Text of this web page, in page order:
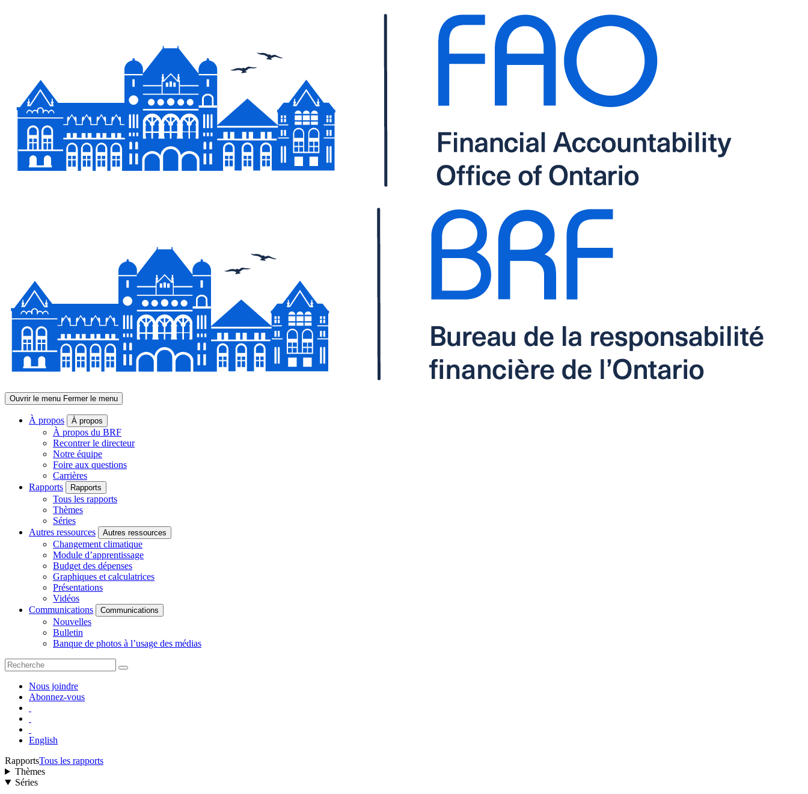
Ouvrir le menu Fermer le menu
À propos À propos
À propos du BRF
Recontrer le directeur
Notre équipe
Foire aux questions
Carrières
Rapports
Rapports
Tous les rapports
Thèmes
Séries
Autres ressources
Autres ressources
Changement climatique
Module d’apprentissage
Budget des dépenses
Graphiques et calculatrices
Présentations
Vidéos
Communications
Communications
Nouvelles
Bulletin
Banque de photos à l’usage des médias
Nous joindre
Abonnez-vous
English
RapportsTous les rapports
Thèmes
Séries